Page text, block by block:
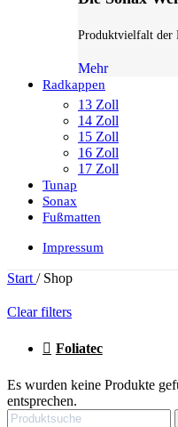
Produktvielfalt der
Mehr
Radkappen
13 Zoll
14 Zoll
15 Zoll
16 Zoll
17 Zoll
Tunap
Sonax
Fußmatten
Impressum
Start/ Shop
Clear filters
Foliatec
Es wurden keine Produkte
entsprechen.